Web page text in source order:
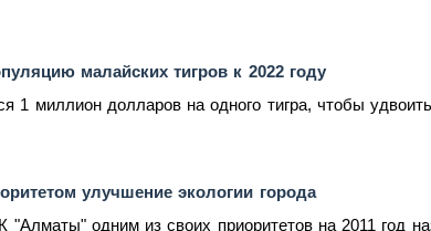
малайских тигров к 2022 году
1 миллион долларов на одного тигра, чтобы
улучшение экологии города
одним из своих приоритетов на 2011 год